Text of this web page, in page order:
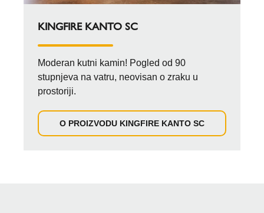
KINGFIRE KANTO SC
Moderan kutni kamin! Pogled od 90
stupnjeva na vatru, neovisan o zraku u
prostoriji.
O PROIZVODU KINGFIRE KANTO SC